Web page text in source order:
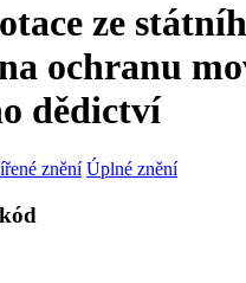
ze
ochranu
dědictví
znění Úplné znění